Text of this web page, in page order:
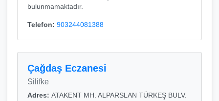
bulunmamaktadır.
Telefon: 903244081388
Çağdaş Eczanesi
Silifke
Adres: ATAKENT MH. ALPARSLAN TÜRKEŞ BULV.